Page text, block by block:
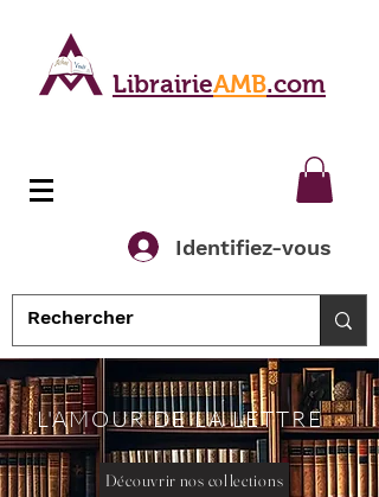
LibrairieAMB.com
Identifiez-vous
L'AMOUR DE LA LETTRE
Découvrir nos collections